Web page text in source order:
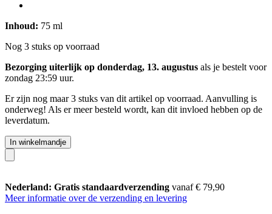
Inhoud: 75 ml
Nog 3 stuks op voorraad
Bezorging uiterlijk op donderdag, 13. augustus als je bestelt voor
zondag 23:59 uur.
Er zijn nog maar 3 stuks van dit artikel op voorraad. Aanvulling is
onderweg! Als er meer besteld wordt, kan dit invloed hebben op de
leverdatum.
In winkelmandje
Nederland: Gratis standaardverzending vanaf € 79,90
Meer informatie over de verzending en levering